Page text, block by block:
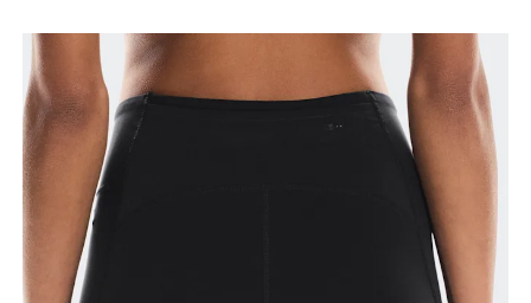
Stelle deines Innenbeins bis hinunter zum Knöchel.